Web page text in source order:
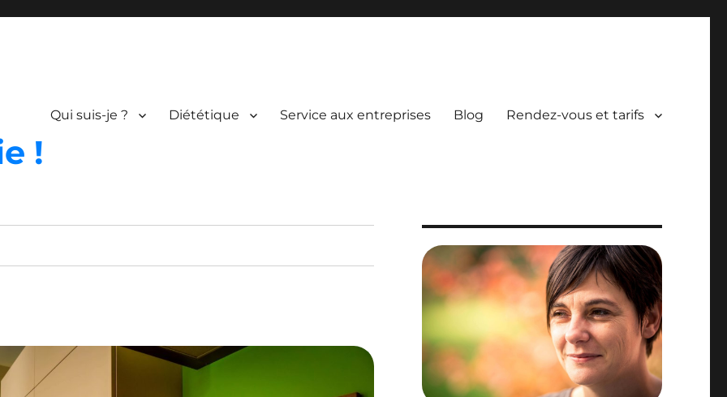
!
Qui suis-je ? Diététique Service aux entreprises Blog Rendez-vous et tarifs